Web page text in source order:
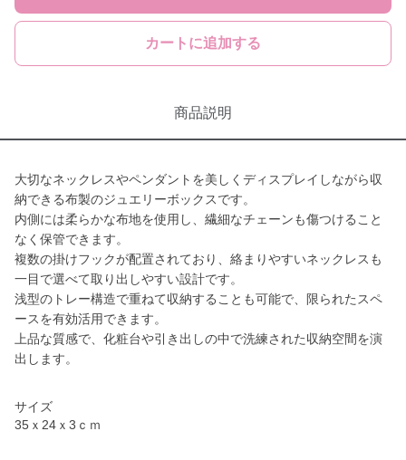
カートに追加する
商品説明
大切なネックレスやペンダントを美しくディスプレイしながら収
納できる布製のジュエリーボックスです。
内側には柔らかな布地を使用し、繊細なチェーンも傷つけること
なく保管できます。
複数の掛けフックが配置されており、絡まりやすいネックレスも
一目で選べて取り出しやすい設計です。
浅型のトレー構造で重ねて収納することも可能で、限られたスペ
ースを有効活用できます。
上品な質感で、化粧台や引き出しの中で洗練された収納空間を演
出します。
サイズ
35ｘ24ｘ3ｃｍ